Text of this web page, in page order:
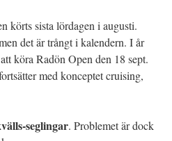
körts sista lördagen i augusti.
det är trångt i kalendern. I år
köra Radön Open den 18 sept.
med konceptet cruising,
seglingar. Problemet är dock